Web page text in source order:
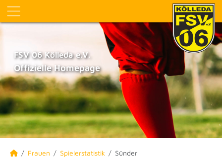
FSV 06 Kölleda e.V.
Offizielle Homepage
Frauen Spielerstatistik Sünder